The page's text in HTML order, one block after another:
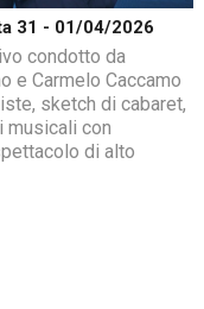
31 - 01/04/2026
condotto da
e Carmelo Caccamo
sketch di cabaret,
musicali con
di alto